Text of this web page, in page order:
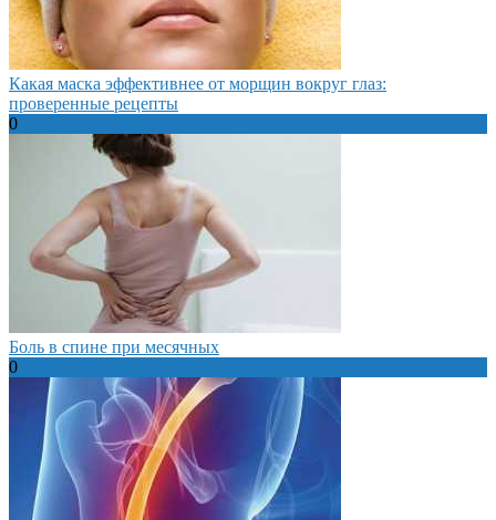
Какая маска эффективнее от морщин вокруг глаз:
проверенные рецепты
0
Боль в спине при месячных
0